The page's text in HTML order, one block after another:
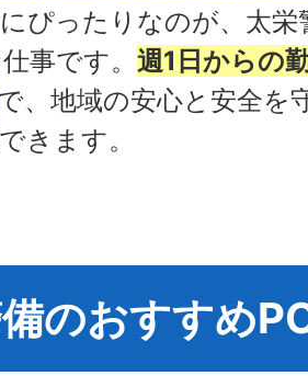
ったりなのが、太栄
事です。 週1日からの
、地域の安心と安全を
きます。
のおすすめ